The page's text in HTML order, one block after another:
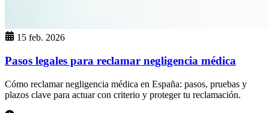
15 feb. 2026
Pasos legales para reclamar negligencia médica
Cómo reclamar negligencia médica en España: pasos, pruebas y
plazos clave para actuar con criterio y proteger tu reclamación.